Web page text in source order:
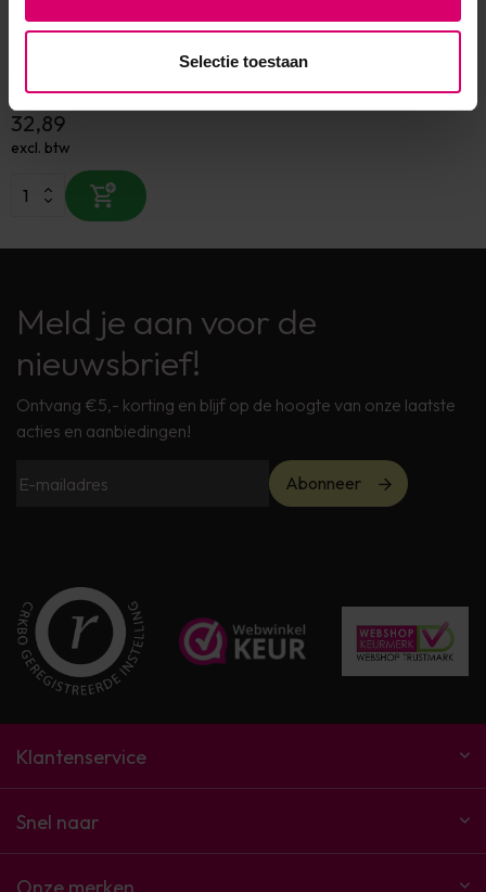
Selectie toestaan
LoveNess Torpedo
Lamellenfrees Met Coating
Op voorraad
32,89
excl. btw
Meld je aan voor de
nieuwsbrief!
Ontvang €5,- korting en blijf op de hoogte van onze laatste
acties en aanbiedingen!
Abonneer
Klantenservice
Snel naar
Onze merken